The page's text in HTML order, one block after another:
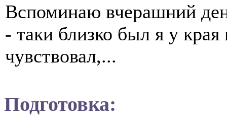
Вспоминаю вчерашний
- таки близко был я у края
чувствовал,...
Подготовка: